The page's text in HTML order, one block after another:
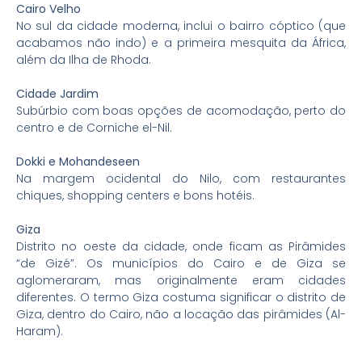
Cairo Velho
No sul da cidade moderna, inclui o bairro cóptico (que
acabamos não indo) e a primeira mesquita da África,
além da Ilha de Rhoda.
Cidade Jardim
Subúrbio com boas opções de acomodação, perto do
centro e de Corniche el-Nil.
Dokki e Mohandeseen
Na margem ocidental do Nilo, com restaurantes
chiques, shopping centers e bons hotéis.
Giza
Distrito no oeste da cidade, onde ficam as Pirâmides
“de Gizé”. Os municípios do Cairo e de Giza se
aglomeraram, mas originalmente eram cidades
diferentes. O termo Giza costuma significar o distrito de
Giza, dentro do Cairo, não a locação das pirâmides (Al-
Haram).